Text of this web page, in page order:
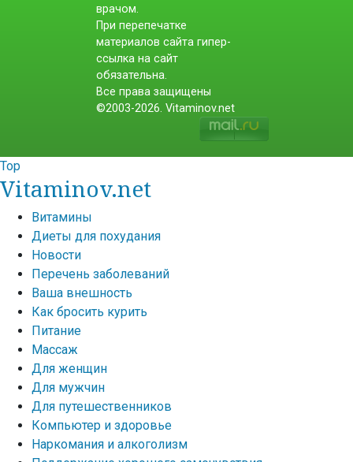
врачом.
При перепечатке
материалов сайта гипер-
ссылка на сайт
обязательна.
Все права защищены
©2003-2026. Vitaminov.net
Top
Vitaminov.net
Витамины
Диеты для похудания
Новости
Перечень заболеваний
Ваша внешность
Как бросить курить
Питание
Массаж
Для женщин
Для мужчин
Для путешественников
Компьютер и здоровье
Наркомания и алкоголизм